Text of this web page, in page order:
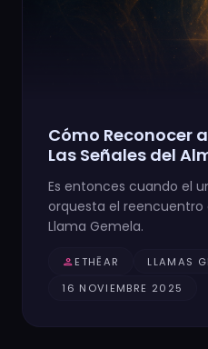
Cómo Reconocer
Las Señales del
Es entonces cuando el
orquesta el reencuentro
Llama Gemela.
personETHĒAR
LLAMAS
16 NOVIEMBRE 2025